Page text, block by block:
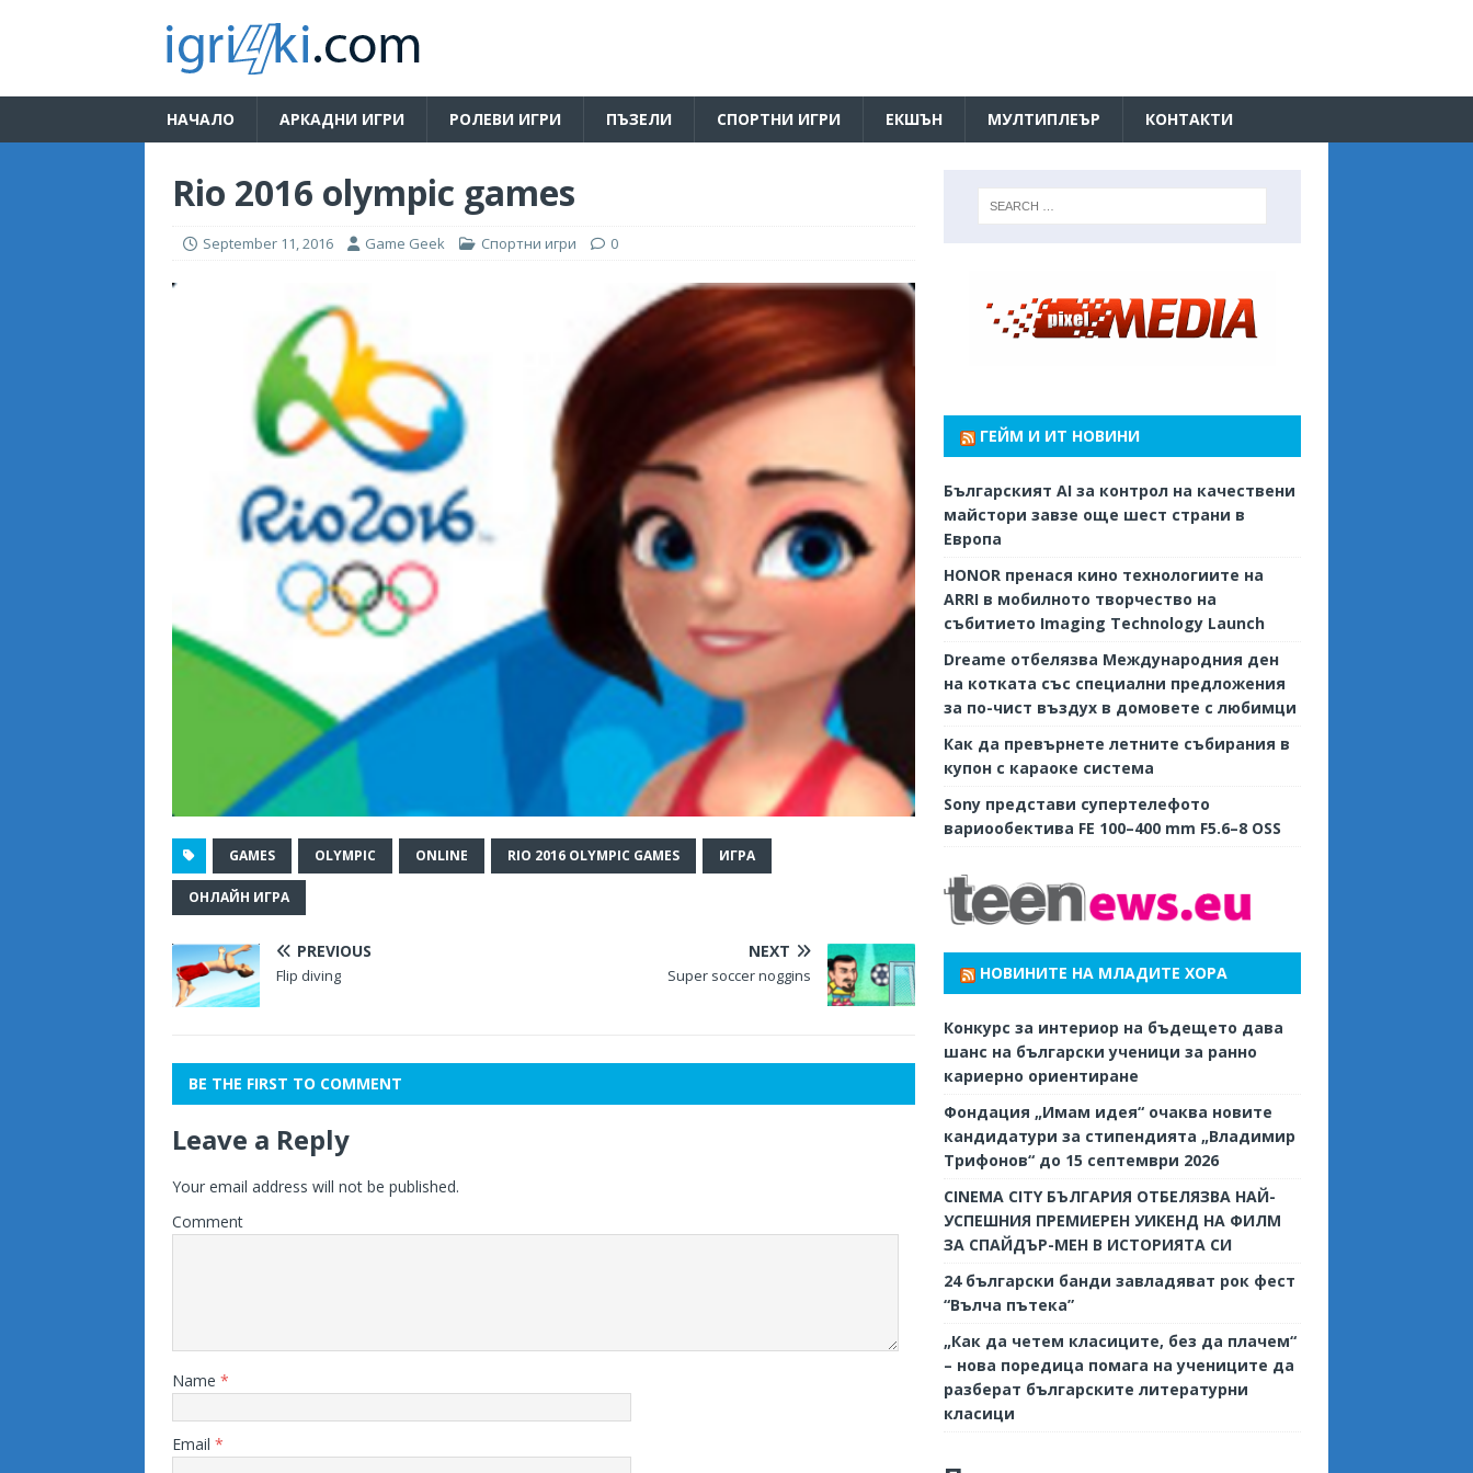
НАЧАЛО АРКАДНИ ИГРИ РОЛЕВИ ИГРИ ПЪЗЕЛИ СПОРТНИ ИГРИ ЕКШЪН МУЛТИПЛЕЪР КОНТАКТИ
Rio 2016 olympic games
September 11, 2016 Game Geek Спортни игри 0
GAMES OLYMPIC ONLINE RIO 2016 OLYMPIC GAMES ИГРА
ОНЛАЙН ИГРА
PREVIOUS
Flip diving
NEXT
Super soccer noggins
BE THE FIRST TO COMMENT
Leave a Reply
Your email address will not be published.
Comment
Name *
Email *
ГЕЙМ И ИТ НОВИНИ
Българският AI за контрол на качествени
майстори завзе още шест страни в
Европа
HONOR пренася кино технологиите на
ARRI в мобилното творчество на
събитието Imaging Technology Launch
Dreame отбелязва Международния ден
на котката със специални предложения
за по-чист въздух в домовете с любимци
Как да превърнете летните събирания в
купон с караоке система
Sony представи супертелефото
вариообектива FE 100–400 mm F5.6–8 OSS
НОВИНИТЕ НА МЛАДИТЕ ХОРА
Конкурс за интериор на бъдещето дава
шанс на български ученици за ранно
кариерно ориентиране
Фондация „Имам идея“ очаква новите
кандидатури за стипендията „Владимир
Трифонов“ до 15 септември 2026
CINEMA CITY БЪЛГАРИЯ ОТБЕЛЯЗВА НАЙ-
УСПЕШНИЯ ПРЕМИЕРЕН УИКЕНД НА ФИЛМ
ЗА СПАЙДЪР-МЕН В ИСТОРИЯТА СИ
24 български банди завладяват рок фест
“Вълча пътека”
„Как да четем класиците, без да плачем“
– нова поредица помага на учениците да
разберат българските литературни
класици